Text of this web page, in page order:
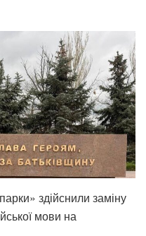
здійснили заміну
мови на